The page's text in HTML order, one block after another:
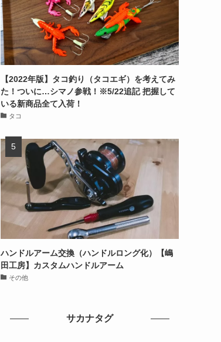
【2022年版】タコ釣り（タコエギ）を考えてみ
た！ついに…シマノ参戦！※5/22追記 把握して
いる新商品全て入荷！
タコ
ハンドルアーム交換（ハンドルロング化）【嶋
田工房】カスタムハンドルアーム
その他
サカナタグ